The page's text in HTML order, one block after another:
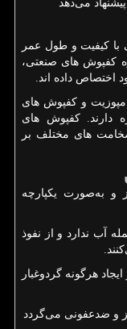
می‌دهد
با کیفیت و طول عمر
کفپوش های صنعتی،
اختصاص داده اند.
و کفپوش های
دارند. کفپوش های
ضخامت های مختلف بر
و به‌صورت یکپارچه
آب ندارد و از نفوذ
هرگونه گردوغبار
و ضدعفونی می‌گردد